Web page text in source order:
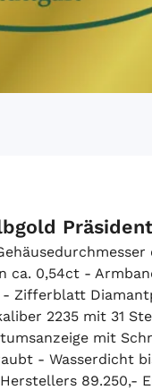
ca. 0,54ct -
Zifferblatt
2235 mit 31
mit
- Wasserdicht